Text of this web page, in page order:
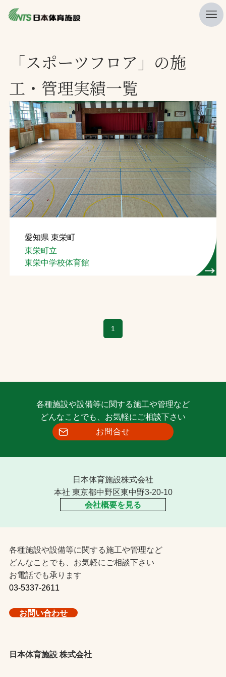
ニュース
プレスリリース
レポート
製品・サービス一覧
施工・管理実績一覧
会社概要
採用情報
検索
お問合せ
お取引先の皆様へ
「スポーツフロア」の施
工・管理実績一覧
愛知県 東栄町
東栄町立
東栄中学校体育館
1
各種施設や設備等に関する施工や管理など
どんなことでも、お気軽にご相談下さい
お問合せ
日本体育施設株式会社
本社 東京都中野区東中野3-20-10
会社概要を見る
各種施設や設備等に関する施工や管理など
どんなことでも、お気軽にご相談下さい
お電話でも承ります
03-5337-2611
お問い合わせ
日本体育施設 株式会社